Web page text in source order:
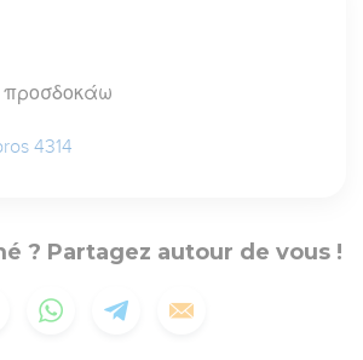
προσδοκάω
4314
? Partagez autour de vous !